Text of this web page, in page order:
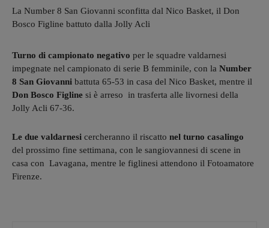
La Number 8 San Giovanni sconfitta dal Nico Basket, il Don
Bosco Figline battuto dalla Jolly Acli
Turno di campionato negativo per le squadre valdarnesi
impegnate nel campionato di serie B femminile, con la Number
8 San Giovanni battuta 65-53 in casa del Nico Basket, mentre il
Don Bosco Figline si è arreso in trasferta alle livornesi della
Jolly Acli 67-36.
Le due valdarnesi cercheranno il riscatto nel turno casalingo
del prossimo fine settimana, con le sangiovannesi di scene in
casa con Lavagana, mentre le figlinesi attendono il Fotoamatore
Firenze.